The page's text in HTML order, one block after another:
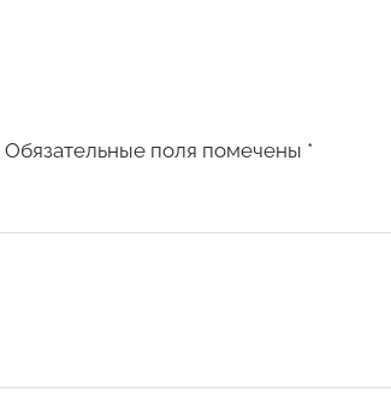
Обязательные поля помечены *